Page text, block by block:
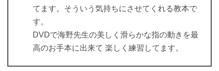
てます。そういう気持ちにさせてくれる教本で
す。
DVDで海野先生の美しく滑らかな指の動きを最
高のお手本に出来て 楽しく練習してます。